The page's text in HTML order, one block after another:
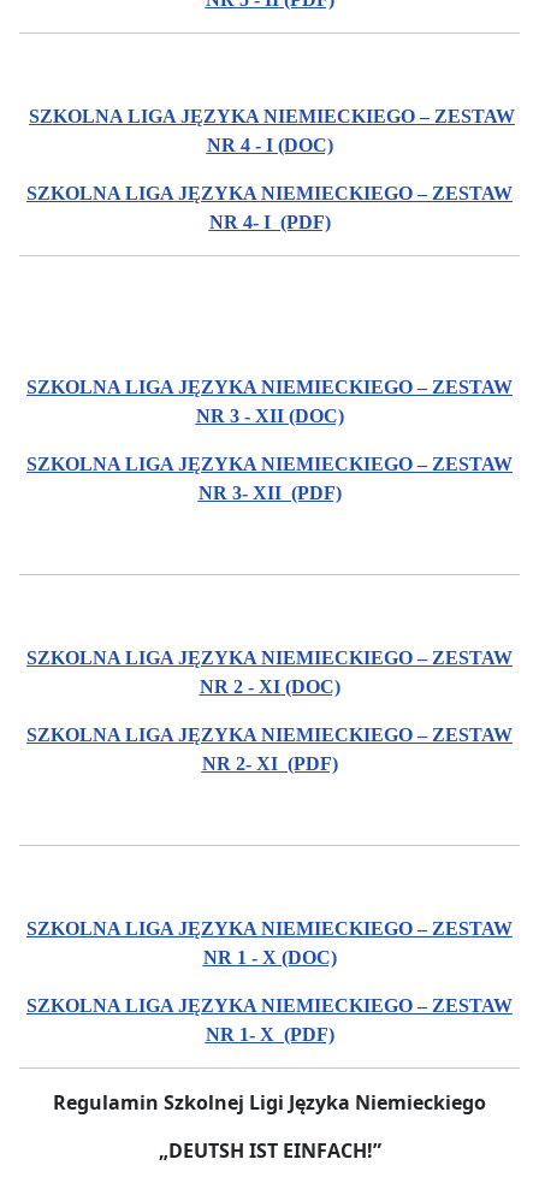
SZKOLNA LIGA JĘZYKA NIEMIECKIEGO – ZESTAW
NR 4 - I (DOC)
SZKOLNA LIGA JĘZYKA NIEMIECKIEGO – ZESTAW
NR 4- I (PDF)
SZKOLNA LIGA JĘZYKA NIEMIECKIEGO – ZESTAW
NR 3 - XII (DOC)
SZKOLNA LIGA JĘZYKA NIEMIECKIEGO – ZESTAW
NR 3- XII (PDF)
SZKOLNA LIGA JĘZYKA NIEMIECKIEGO – ZESTAW
NR 2 - XI (DOC)
SZKOLNA LIGA JĘZYKA NIEMIECKIEGO – ZESTAW
NR 2- XI (PDF)
SZKOLNA LIGA JĘZYKA NIEMIECKIEGO – ZESTAW
NR 1 - X (DOC)
SZKOLNA LIGA JĘZYKA NIEMIECKIEGO – ZESTAW
NR 1- X (PDF)
Regulamin Szkolnej Ligi Języka Niemieckiego
„DEUTSH IST EINFACH!”